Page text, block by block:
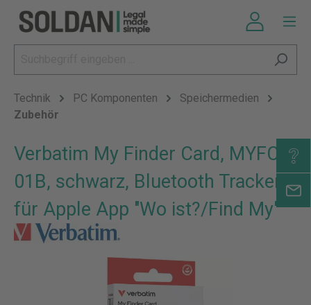
Technik PC Komponenten
Speichermedien
Zubehör
Verbatim My Finder Card, MYFCR-
01B, schwarz, Bluetooth Tracker,
für Apple App "Wo ist?/Find My"